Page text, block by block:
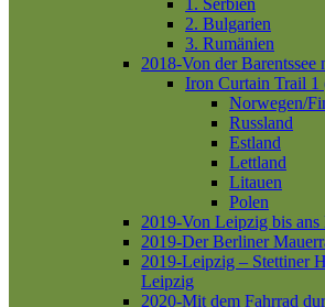
1. Serbien
2. Bulgarien
3. Rumänien
2018-Von der Barentssee
Iron Curtain Trail 1
Norwegen/
Russland
Estland
Lettland
Litauen
Polen
2019-Von Leipzig bis ans
2019-Der Berliner
2019-Leipzig – Stettiner
Leipzig
2020-Mit dem Fahrrad